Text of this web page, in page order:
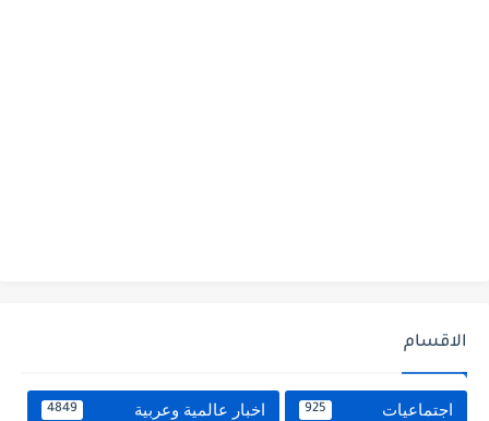
الاقسام
اجتماعيات 925 اخبار عالمية وعربية 4849